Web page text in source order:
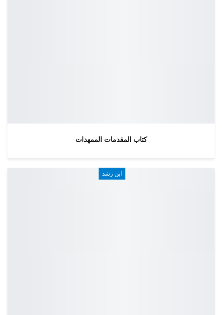
كتاب المقدمات الممهدات
ابن رشد